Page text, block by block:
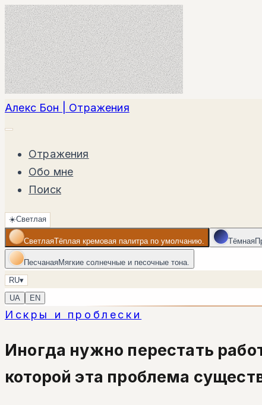
Алекс Бон | Отражения
Отражения
Обо мне
Поиск
☀️Светлая
СветлаяТёплая кремовая палитра по умолчанию. Тёмная
ПесчанаяМягкие солнечные и песочные тона.
RU▾
UA
EN
Искры и проблески
Иногда нужно перестать
которой эта проблема